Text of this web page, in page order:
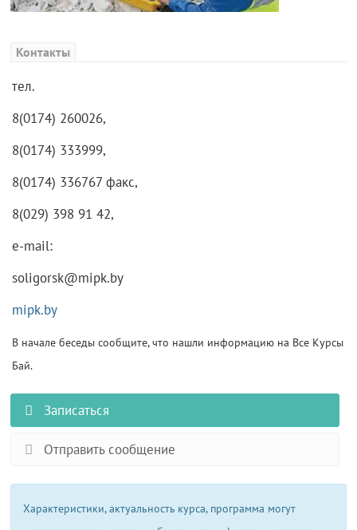
Контакты
тел.
8(0174) 260026,
8(0174) 333999,
8(0174) 336767 факс,
8(029) 398 91 42,
e-mail:
soligorsk@mipk.by
mipk.by
В начале беседы сообщите, что нашли информацию на Все Курсы
Бай.
Записаться
Отправить сообщение
Характеристики, актуальность курса, программа могут